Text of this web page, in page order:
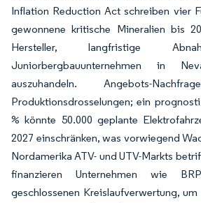
Inflation Reduction Act schreiben vier
gewonnene kritische Mineralien bis
Hersteller, langfristige
Juniorbergbauunternehmen in
auszuhandeln. Angebots-
Produktionsdrosselungen; ein
% könnte 50.000 geplante
2027 einschränken, was vorwiegend
Nordamerika ATV- und UTV-Markts
finanzieren Unternehmen wie
geschlossenen Kreislaufverwertung,